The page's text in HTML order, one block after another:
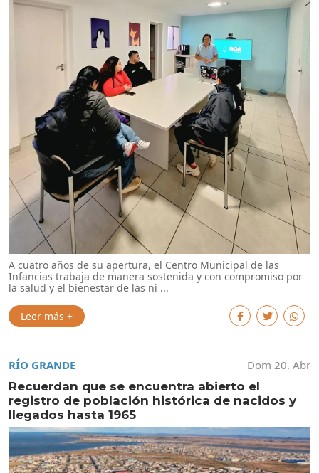
A cuatro años de su apertura, el Centro Municipal de las
Infancias trabaja de manera sostenida y con compromiso por
la salud y el bienestar de las ni ...
Leer más +
RÍO GRANDE
Dom 20. Abr
Recuerdan que se encuentra abierto el
registro de población histórica de nacidos y
llegados hasta 1965